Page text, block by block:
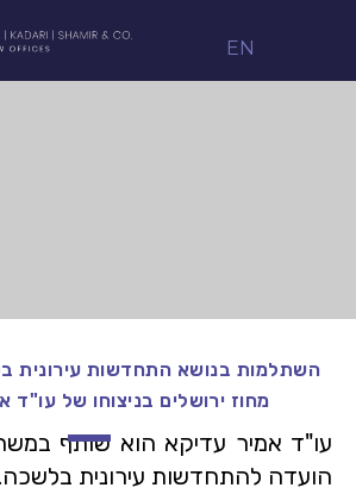
EN
השתלמות בנושא התחדשות עירונית
מחוז ירושלים בניצוחו של עו"ד
עו"ד אמיר עדיקא הוא שותף
הועדה להתחדשות עירונית בלשכה.